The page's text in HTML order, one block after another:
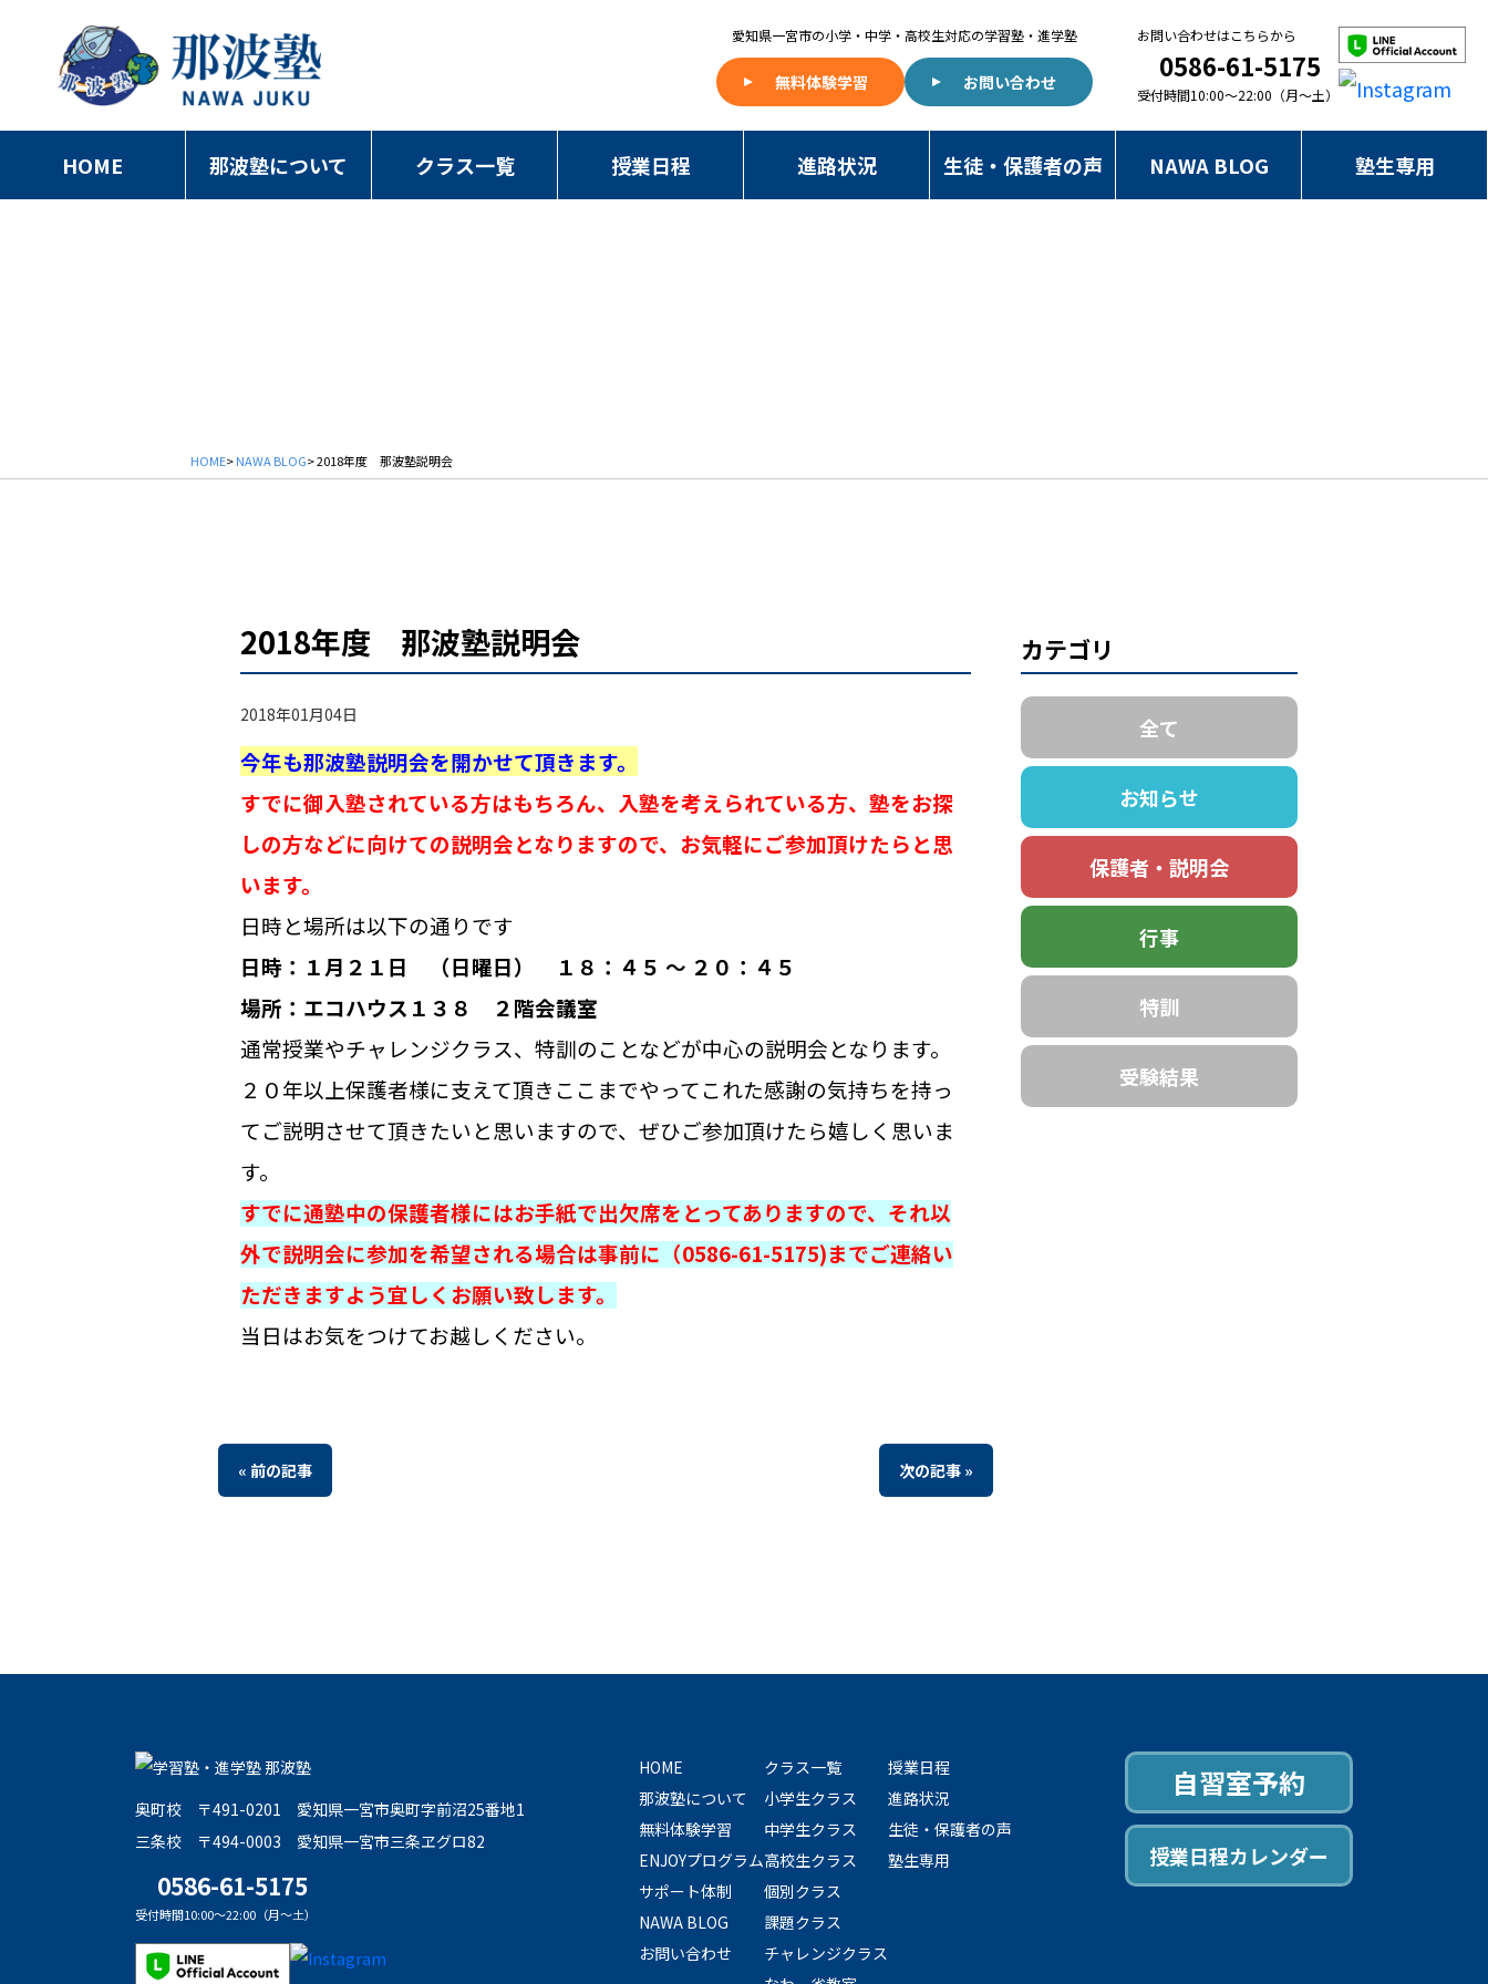
愛知県一宮市の小学・中学・高校生対応の学習塾・進学塾
無料体験学習 お問い合わせ
お問い合わせはこちらから
0586-61-5175
受付時間10:00～22:00（月～土）
HOME 那波塾について クラス一覧 授業日程 進路状況 生徒・保護者の声 NAWA BLOG 塾生専用
HOME>NAWA BLOG> 2018年度 那波塾説明会
2018年度 那波塾説明会
2018年01月04日
今年も那波塾説明会を開かせて頂きます。
すでに御入塾されている方はもちろん、入塾を考えられている方、塾をお探
しの方などに向けての説明会となりますので、お気軽にご参加頂けたらと思
います。
日時と場所は以下の通りです
日時：１月２１日 （日曜日） １８：４５ 〜 ２０：４５
場所：エコハウス１３８ ２階会議室
通常授業やチャレンジクラス、特訓のことなどが中心の説明会となります。
２０年以上保護者様に支えて頂きここまでやってこれた感謝の気持ちを持っ
てご説明させて頂きたいと思いますので、ぜひご参加頂けたら嬉しく思いま
す。
すでに通塾中の保護者様にはお手紙で出欠席をとってありますので、それ以
外で説明会に参加を希望される場合は事前に（0586-61-5175)までご連絡い
ただきますよう宜しくお願い致します。
当日はお気をつけてお越しください。
« 前の記事 次の記事 »
カテゴリ
全て
お知らせ
保護者・説明会
行事
特訓
受験結果
奥町校 〒491-0201 愛知県一宮市奥町字前沼25番地1
三条校 〒494-0003 愛知県一宮市三条ヱグロ82
0586-61-5175
受付時間10:00～22:00（月～土）
HOME
那波塾について
無料体験学習
ENJOYプログラム
サポート体制
NAWA BLOG
お問い合わせ
クラス一覧
小学生クラス
中学生クラス
高校生クラス
個別クラス
課題クラス
チャレンジクラス
授業日程
進路状況
生徒・保護者の声
塾生専用
自習室予約
授業日程カレンダー